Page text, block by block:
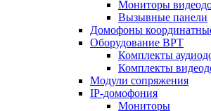
Мониторы
Вызывные панели
Домофоны
Оборудование ВРТ
Комплекты
Комплекты
Модули сопряжения
IP-домофония
Мониторы